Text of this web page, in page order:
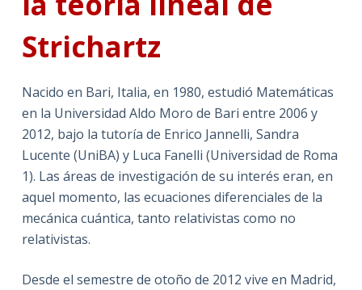
Strichartz
Nacido en Bari, Italia, en 1980, estudió Matemáticas
en la Universidad Aldo Moro de Bari entre 2006 y
2012, bajo la tutoría de Enrico Jannelli, Sandra
Lucente (UniBA) y Luca Fanelli (Universidad de Roma
1). Las áreas de investigación de su interés eran, en
aquel momento, las ecuaciones diferenciales de la
mecánica cuántica, tanto relativistas como no
relativistas.
Desde el semestre de otoño de 2012 vive en Madrid,